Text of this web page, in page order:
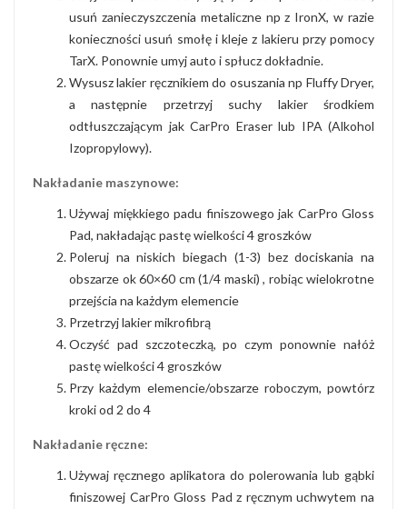
usuń zanieczyszczenia metaliczne np z IronX, w razie
konieczności usuń smołę i kleje z lakieru przy pomocy
TarX. Ponownie umyj auto i spłucz dokładnie.
Wysusz lakier ręcznikiem do osuszania np Fluffy Dryer,
a następnie przetrzyj suchy lakier środkiem
odtłuszczającym jak CarPro Eraser lub IPA (Alkohol
Izopropylowy).
Nakładanie maszynowe:
Używaj miękkiego padu finiszowego jak CarPro Gloss
Pad, nakładając pastę wielkości 4 groszków
Poleruj na niskich biegach (1-3) bez dociskania na
obszarze ok 60×60 cm (1/4 maski) , robiąc wielokrotne
przejścia na każdym elemencie
Przetrzyj lakier mikrofibrą
Oczyść pad szczoteczką, po czym ponownie nałóż
pastę wielkości 4 groszków
Przy każdym elemencie/obszarze roboczym, powtórz
kroki od 2 do 4
Nakładanie ręczne:
Używaj ręcznego aplikatora do polerowania lub gąbki
finiszowej CarPro Gloss Pad z ręcznym uchwytem na